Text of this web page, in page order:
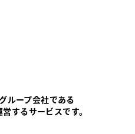
ループ会社である
するサービスです。